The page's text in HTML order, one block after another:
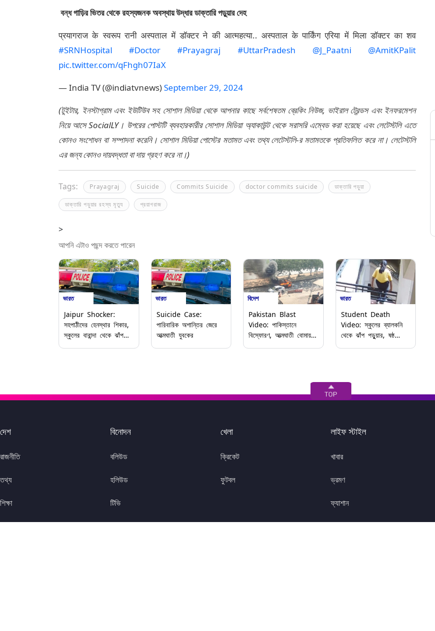
বন্ধ গাড়ির ভিতর থেকে রহস্যজনক অবস্থায় উদ্ধার ডাক্তারি পড়ুয়ার দেহ
प्रयागराज के स्वरूप रानी अस्पताल में डॉक्टर ने की आत्महत्या.. अस्पताल के पार्किंग एरिया में मिला डॉक्टर का शव
#SRNHospital
#Doctor #Prayagraj #UttarPradesh @J_Paatni
@AmitKPalit
pic.twitter.com/qFhgh07IaX
— India TV (@indiatvnews)September 29, 2024
(টুইটার, ইনস্টাগ্রাম এবং ইউটিউব সহ সোশাল মিডিয়া থেকে আপনার কাছে সর্বশেষতম ব্রেকিং নিউজ, ভাইরাল ট্রেন্ডস এবং ইনফরমেশন
নিয়ে আসে SocialLY। উপরের পোস্টটি ব্যবহারকারীর সোশাল মিডিয়া অ্যাকাউন্ট থেকে সরাসরি এম্বেড করা হয়েছে এবং লেটেস্টলি এতে
কোনও সংশোধন বা সম্পাদনা করেনি। সোশাল মিডিয়া পোস্টের মতামত এবং তথ্য লেটেস্টলি-র মতামতকে প্রতিফলিত করে না। লেটেস্টলি
এর জন্য কোনও দায়বদ্ধতা বা দায় গ্রহণ করে না।)
Tags: Prayagraj Suicide Commits Suicide doctor commits suicide ডাক্তারি পড়ুয়া
ডাক্তারি পড়ুয়ার রহস্য মৃত্যু প্রয়াগরাজ
>
আপনি এটাও পছন্দ করতে পারেন
ভারত
Jaipur Shocker:
সহপাঠীদের হেনস্থার শিকার,
স্কুলের বারান্দা থেকে ঝাঁপ
ভারত
Suicide Case:
পারিবারিক অশান্তির জেরে
আত্মঘাতী যুবকের
বিদেশ
Pakistan Blast
Video: পাকিস্তানে
বিস্ফোরণ, আত্মঘাতী বোমায়
ভারত
Student Death
Video: স্কুলের ব্যালকনি
থেকে ঝাঁপ পড়ুুয়ার, ষষ্ঠ
দেশ
রাজনীতি
তথ্য
শিক্ষা
বিনোদন
বলিউড
হলিউড
টিভি
খেলা
ক্রিকেট
ফুটবল
লাইফ স্টাইল
খাবার
ভ্রমণ
ফ্যাশান